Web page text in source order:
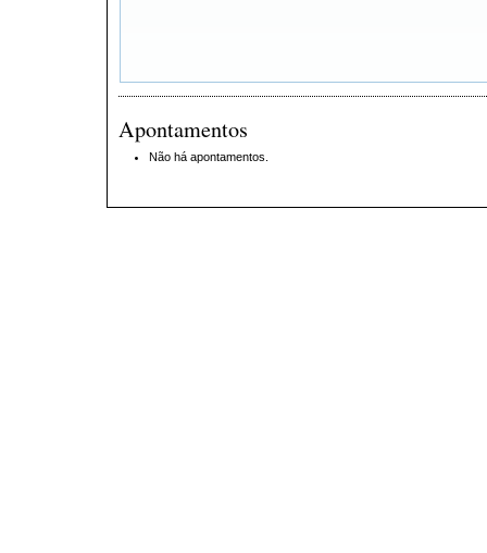
Apontamentos
Não há apontamentos.